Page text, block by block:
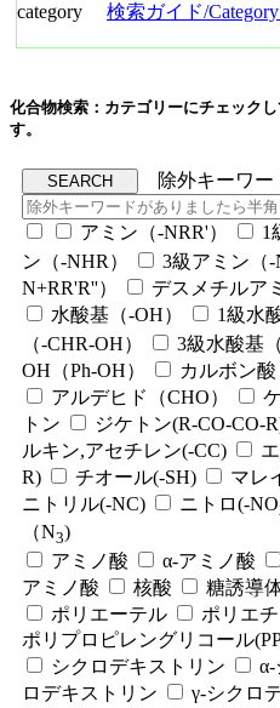
category
検索ガイド/
化合物検索：カテゴリーにチェック
す。
除外キーワー
アミン（-NRR'） 1
ン（-NHR）
3級アミン（-
N+RR'R''）
デスメチルア
水酸基（-OH）
1級水
（-CHR-OH）
3級水酸基
OH（Ph-OH）
カルボン酸
アルデヒド（CHO）
トン
ジケトン(R-CO-CO-
ルキン,アセチレン(-CC)
R)
チオール(-SH) マレ
ニトリル(-NC)
ニトロ(-NO
（N3)
アミノ酸
α-アミノ酸
アミノ酸
核酸
糖誘導
ポリエーテル
ポリエ
ポリプロピレングリコール
シクロデキストリン
α-
ロデキストリン
γ-シクロ